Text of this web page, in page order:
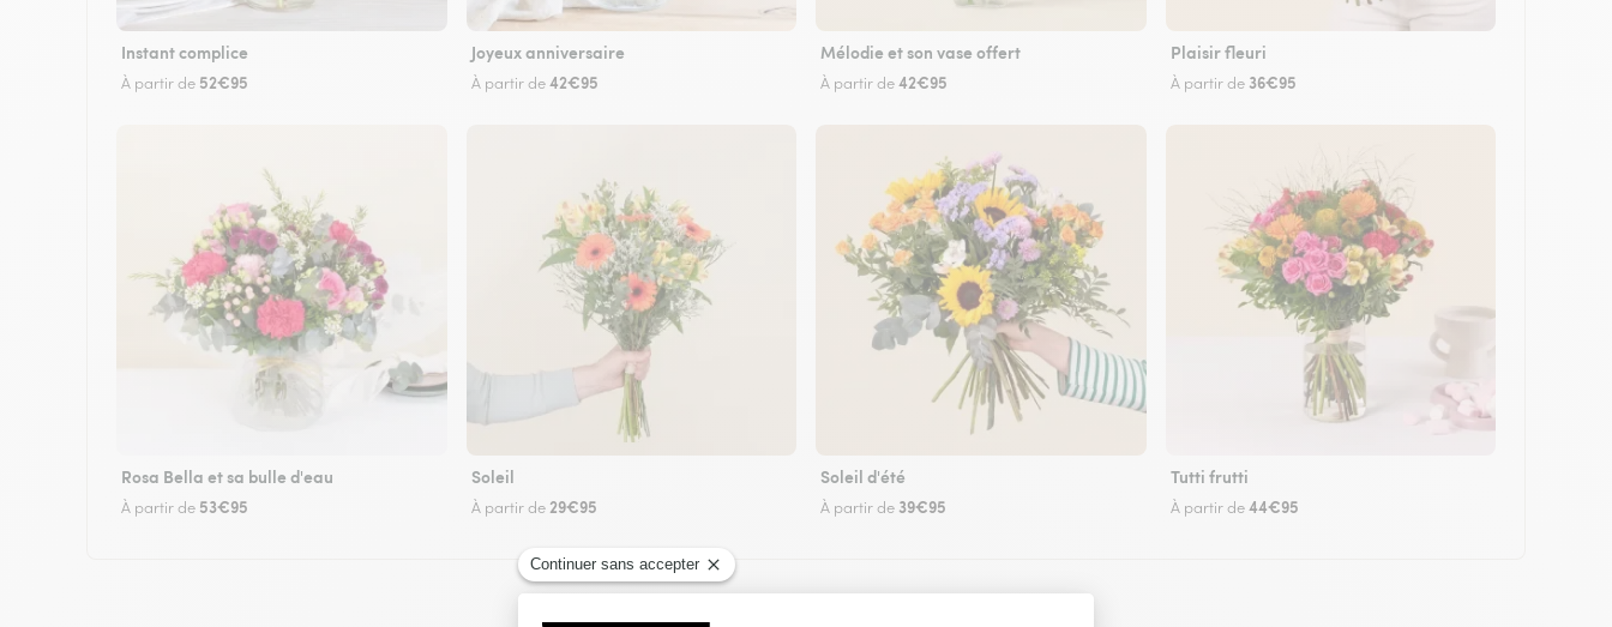
Instant complice
À partir de 52€95
Joyeux anniversaire
À partir de42€95
Mélodie et son vase offert
À partir de42€95
Plaisir fleuri
À partir de 36€95
Rosa Bella et sa bulle d'eau
À partir de 53€95
Soleil
À partir de 29€95
Soleil d'été
À partir de 39€95
Tutti frutti
À partir de44€95